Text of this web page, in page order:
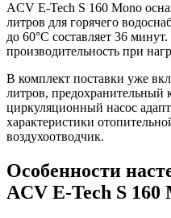
ACV E-Tech S 160 Mono
литров для горячего
до 60°C составляет 36
производительность при
В комплект поставки уже
литров,
циркуляционный насос
характеристики
воздухоотводчик.
Особенности
ACV E-Tech S 160